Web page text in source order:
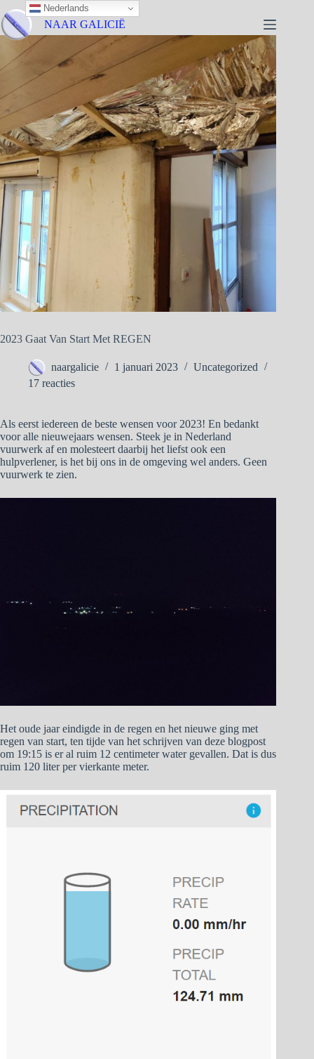
NAAR GALICIË
2023 Gaat Van Start Met REGEN
naargalicie 1 januari 2023
Uncategorized
17 reacties
Als eerst iedereen de beste wensen voor 2023! En bedankt
voor alle nieuwejaars wensen. Steek je in Nederland
vuurwerk af en molesteert daarbij het liefst ook een
hulpverlener, is het bij ons in de omgeving wel anders. Geen
vuurwerk te zien.
Het oude jaar eindigde in de regen en het nieuwe ging met
regen van start, ten tijde van het schrijven van deze blogpost
om 19:15 is er al ruim 12 centimeter water gevallen. Dat is dus
ruim 120 liter per vierkante meter.
Nederlands